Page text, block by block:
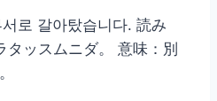
로 갈아탔습니다. 読み
タッスムニダ。 意味：別